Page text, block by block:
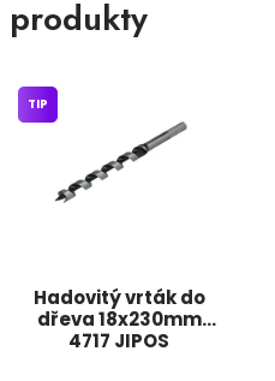
produkty
Hadovitý vrták do
dřeva 18x230mm
4717 JIPOS
TIP